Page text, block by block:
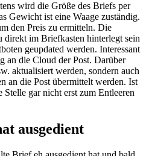
wird die Größe des Briefs per
Gewicht ist eine Waage zuständig.
den Preis zu ermitteln. Die
direkt im Briefkasten hinterlegt sein
geupdated werden. Interessant
an die Cloud der Post. Darüber
aktualisiert werden, sondern auch
an die Post übermittelt werden. Ist
Stelle gar nicht erst zum Entleeren
ausgedient